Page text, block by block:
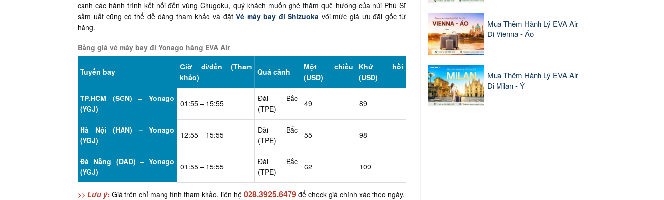
cạnh các hành trình kết nối đến vùng Chugoku, quý khách muốn ghé thăm quê hương của núi Phú Sĩ
sầm uất cũng có thể dễ dàng tham khảo và đặtVé máy bay đi Shizuoka với mức giá ưu đãi gốc từ
hãng.
Bảng giá vé máy bay đi Yonago hãng EVA Air
Tuyến bay
Giờ đi/đến (Tham
khảo)
Quá cảnh
Một chiều
(USD)
Khứ hồi
(USD)
TP.HCM (SGN) – Yonago
(YGJ)
01:55 – 15:55
Đài Bắc
(TPE)
49 89
Hà Nội (HAN) – Yonago
(YGJ)
12:55 – 15:55
Đài Bắc
(TPE)
55 98
Đà Nẵng (DAD) – Yonago
(YGJ)
01:55 – 15:55
Đài Bắc
(TPE)
62 109
>> Lưu ý: Giá trên chỉ mang tính tham khảo, liên hệ 028.3925.6479 để check giá chính xác theo ngày.
Mua Thêm Hành Lý EVA Air
Đi Vienna - Áo
Mua Thêm Hành Lý EVA Air
Đi Milan - Ý